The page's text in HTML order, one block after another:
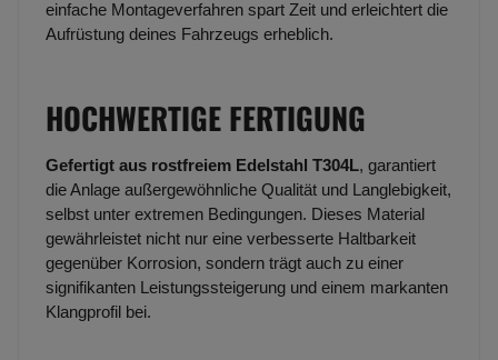
einfache Montageverfahren spart Zeit und erleichtert die
Aufrüstung deines Fahrzeugs erheblich.
HOCHWERTIGE FERTIGUNG
Gefertigt aus rostfreiem Edelstahl T304L, garantiert
die Anlage außergewöhnliche Qualität und Langlebigkeit,
selbst unter extremen Bedingungen. Dieses Material
gewährleistet nicht nur eine verbesserte Haltbarkeit
gegenüber Korrosion, sondern trägt auch zu einer
signifikanten Leistungssteigerung und einem markanten
Klangprofil bei.